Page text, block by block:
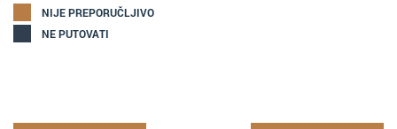
NIJE PREPORUČLJIVO
NE PUTOVATI